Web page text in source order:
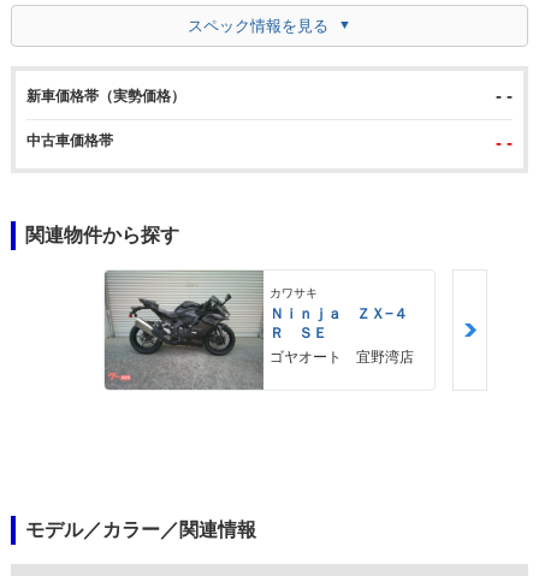
スペック情報を見る
新車価格帯（実勢価格） - -
中古車価格帯 - -
関連物件から探す
カワサキ
Ｎｉｎｊａ ＺＸ−４
Ｒ ＳＥ
ゴヤオート 宜野湾店
モデル／カラー／関連情報